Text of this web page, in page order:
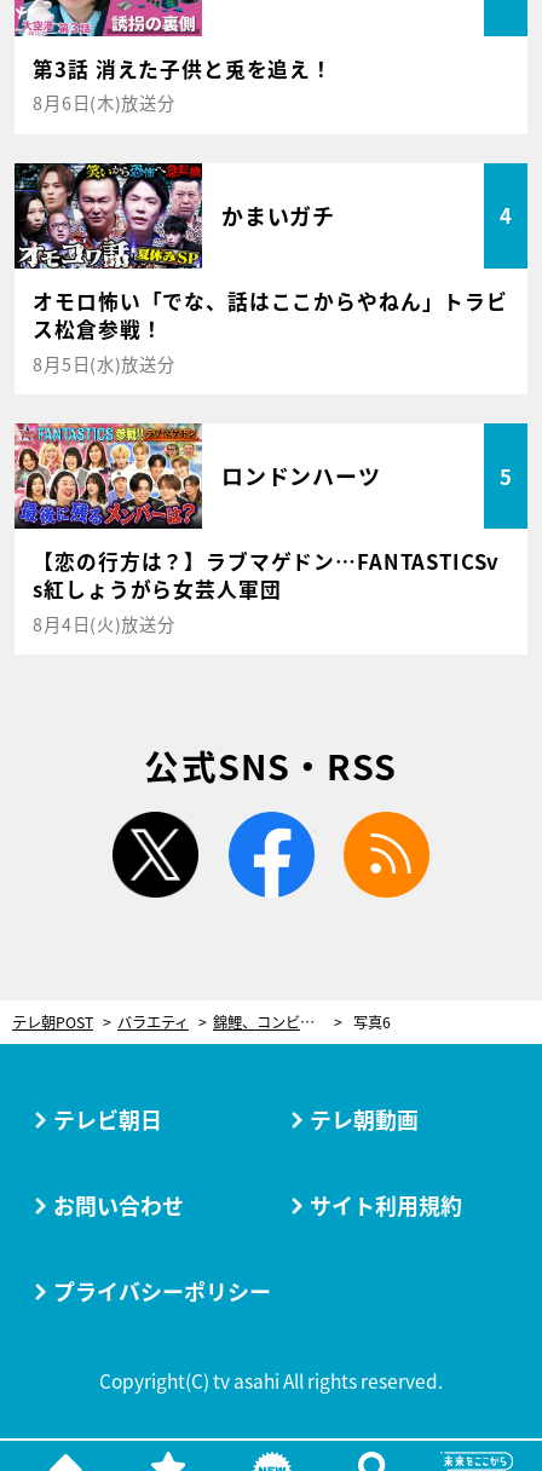
第3話 消えた子供と兎を追え！
8月6日(木)放送分
かまいガチ 4
オモロ怖い「でな、話はここからやねん」トラビ
ス松倉参戦！
8月5日(水)放送分
ロンドンハーツ 5
【恋の行方は？】ラブマゲドン…FANTASTICSv
s紅しょうがら女芸人軍団
8月4日(火)放送分
公式SNS・RSS
twitter facebook
テレ朝POST バラエティ 錦鯉、コンビ名の意外な由来を告白！「たまたま“錦鯉爆買い”のニュースを見て…」 写真6
テレビ朝日 テレ朝動画
お問い合わせ サイト利用規約
プライバシーポリシー
Copyright(C) tv asahi All rights reserved.